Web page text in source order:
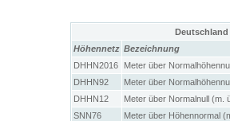
Höhennetz Bezeichnung
DHHN2016
Meter über
DHHN92
Meter über
DHHN12
Meter über Normalnull (m.
SNN76
Meter über Höhennormal